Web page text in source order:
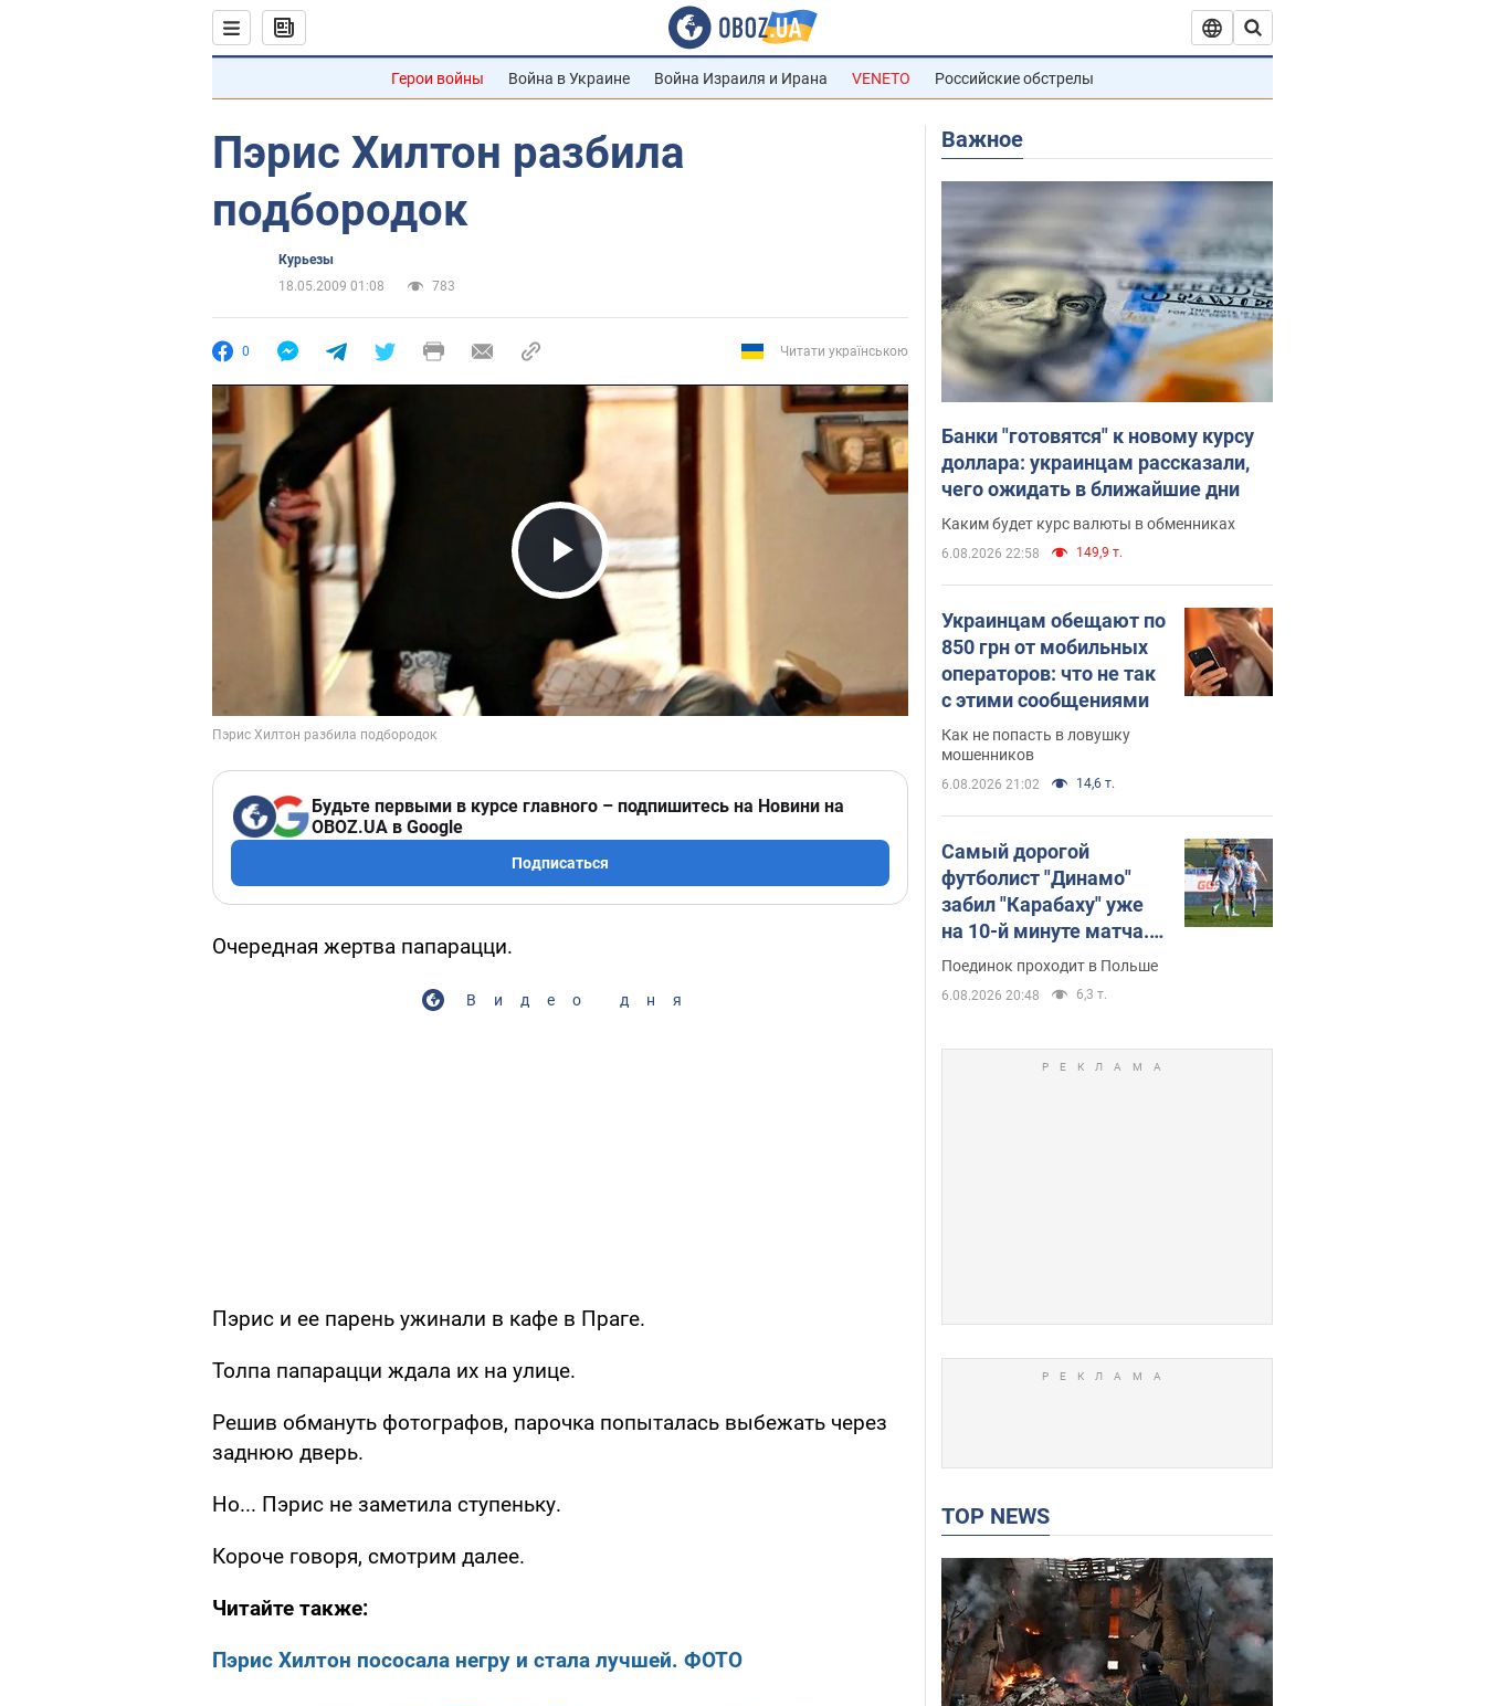
Герои войны Война в Украине Война Израиля и Ирана VENETO Российские обстрелы
Пэрис Хилтон разбила
подбородок
Курьезы
18.05.2009 01:08
783
0 Читати українською
Play Video
Будьте первыми в курсе главного – подпишитесь на Новини на
OBOZ.UA в Google
Подписаться
Очередная жертва папарацци.
Видео дня
Пэрис и ее парень ужинали в кафе в Праге.
Толпа папарацци ждала их на улице.
Решив обмануть фотографов, парочка попыталась выбежать через
заднюю дверь.
Но... Пэрис не заметила ступеньку.
Короче говоря, смотрим далее.
Читайте также:
Пэрис Хилтон пососала негру и стала лучшей. ФОТО
Важное
Банки "готовятся" к новому курсу
доллара: украинцам рассказали,
чего ожидать в ближайшие дни
Каким будет курс валюты в обменниках
6.08.2026 22:58 149,9 т.
Украинцам обещают по
850 грн от мобильных
операторов: что не так
с этими сообщениями
Как не попасть в ловушку
мошенников
6.08.2026 21:02 14,6 т.
Самый дорогой
футболист "Динамо"
забил "Карабаху" уже
на 10-й минуте матча.
Видео
Поединок проходит в Польше
6.08.2026 20:48 6,3 т.
TOP NEWS